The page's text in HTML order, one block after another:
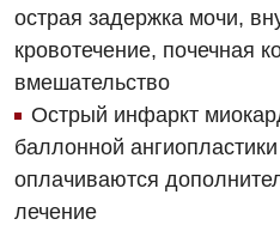
Кардиология
Кардиохирургия
Маммология
Медицинская психология
Неврология
острая задержка мочи,
кровотечение, почечная
вмешательство
Острый инфаркт
баллонной
оплачиваются
лечение